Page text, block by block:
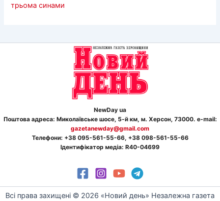
трьома синами
NewDay ua
Поштова адреса: Миколаївське шосе, 5-й км, м. Херсон, 73000. e-mail:
gazetanewday@gmail.com
Телефони: +38 095-561-55-66, +38 098-561-55-66
Ідентифікатор медіа: R40-04699
Всі права захищені © 2026 «Новий день» Незалежна газета